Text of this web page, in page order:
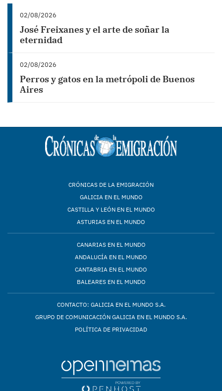
02/08/2026
José Freixanes y el arte de soñar la
eternidad
02/08/2026
Perros y gatos en la metrópoli de Buenos
Aires
CRÓNICAS DE LA EMIGRACIÓN
GALICIA EN EL MUNDO
CASTILLA Y LEÓN EN EL MUNDO
ASTURIAS EN EL MUNDO
CANARIAS EN EL MUNDO
ANDALUCÍA EN EL MUNDO
CANTABRIA EN EL MUNDO
BALEARES EN EL MUNDO
CONTACTO: GALICIA EN EL MUNDO S.A.
GRUPO DE COMUNICACIÓN GALICIA EN EL MUNDO S.A.
POLÍTICA DE PRIVACIDAD